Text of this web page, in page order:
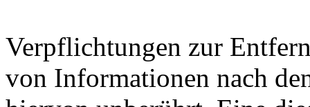
Verpflichtungen zur
von Informationen nach